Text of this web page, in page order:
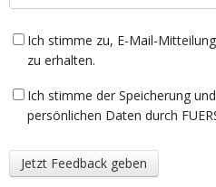
Ich stimme zu, E-Mail-
zu erhalten.
Ich stimme der Speicherung
persönlichen Daten durch